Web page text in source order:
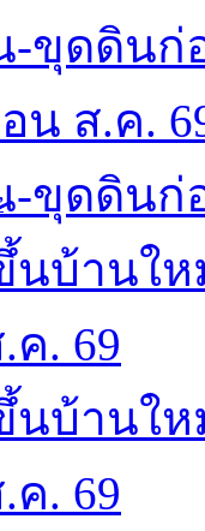
ขุดดินก่
น ส.ค.
ขุดดินก่
นบ้านใ
ค. 69
นบ้านใ
ค. 69